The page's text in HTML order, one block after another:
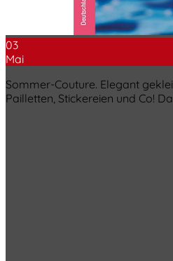
03
Mai
Sommer-Couture. Elegant
Pailletten, Stickereien und Co!